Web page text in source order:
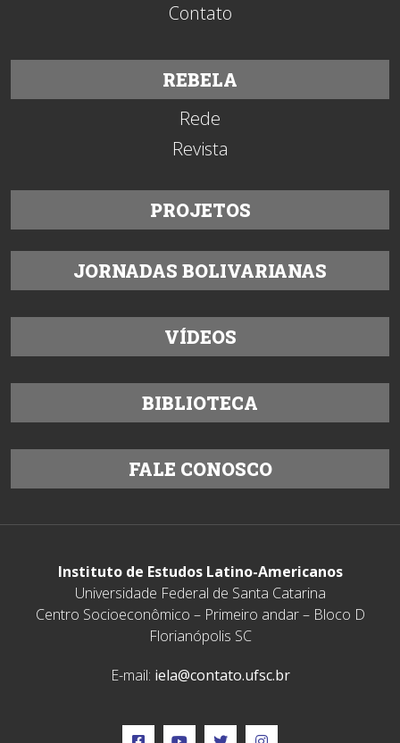
Contato
REBELA
Rede
Revista
PROJETOS
JORNADAS BOLIVARIANAS
VÍDEOS
BIBLIOTECA
FALE CONOSCO
Instituto de Estudos Latino-Americanos
Universidade Federal de Santa Catarina
Centro Socioeconômico – Primeiro andar – Bloco D
Florianópolis SC
E-mail: iela@contato.ufsc.br